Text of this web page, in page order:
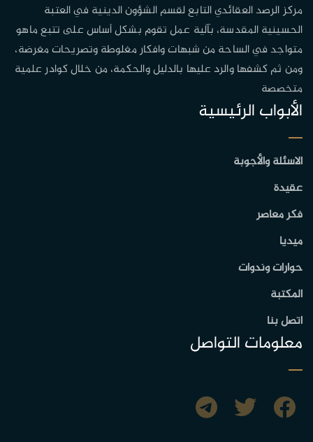
مركز الرصد العقائدي التابع لقسم الشؤون الدينية في العتبة
الحسينية المقدسة، بآلية عمل تقوم بشكل أساس على تتبع ماهو
متواجد في الساحة من شبهات وافكار مغلوطة وتصريحات مغرضة،
ومن ثم كشفها والرد عليها بالدليل والحكمة، من خلال كوادر علمية
متخصصة
الأبواب الرئيسية
الاسئلة والأجوبة
عقيدة
فكر معاصر
ميديا
حوارات وندوات
المكتبة
اتصل بنا
معلومات التواصل